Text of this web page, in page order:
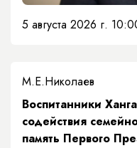
5 августа 2026 г.
М.Е.Николаев
​Воспитанники
содействия
память Первого